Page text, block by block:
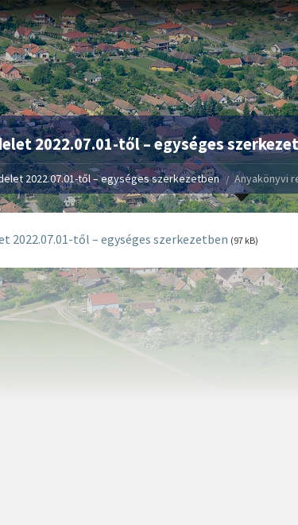
2022.07.01-től – egységes
2022.07.01-től – egységes szerkezetben Anyakönyvi
2022.07.01-től – egységes szerkezetben (97 kB)